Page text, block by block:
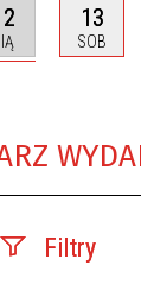
13
SOB
Filtry